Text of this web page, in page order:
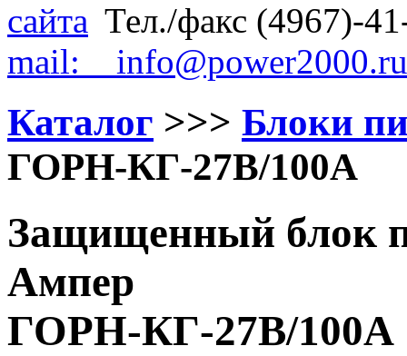
Тел./факс (4967)-
mail: info@power2000.ru
Каталог >>> Блоки
ГОРН-КГ-27В/100А
Защищенный блок
Ампер
ГОРН-КГ-27В/100А